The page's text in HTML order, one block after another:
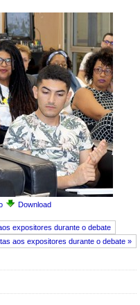
Download
expositores durante o debate
aos expositores durante o debate »